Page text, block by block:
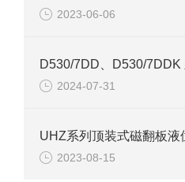
2023-06-06
2024-07-31
2023-08-15